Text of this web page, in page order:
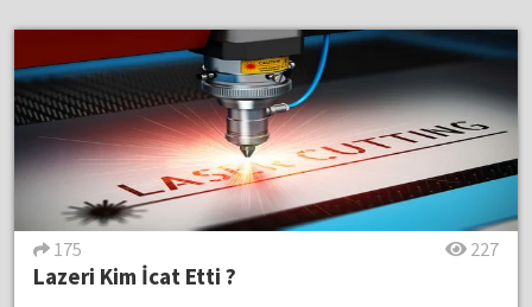
175 227
Lazeri Kim İcat Etti ?